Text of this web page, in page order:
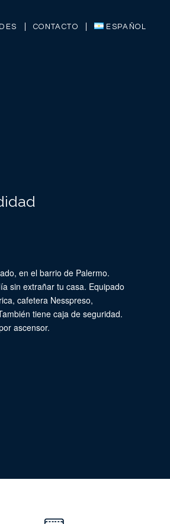
CONTACTO ESPAÑOL
en el barrio de Palermo.
sin extrañar tu casa. Equipado
cafetera Nesspreso,
tiene caja de seguridad.
ascensor.